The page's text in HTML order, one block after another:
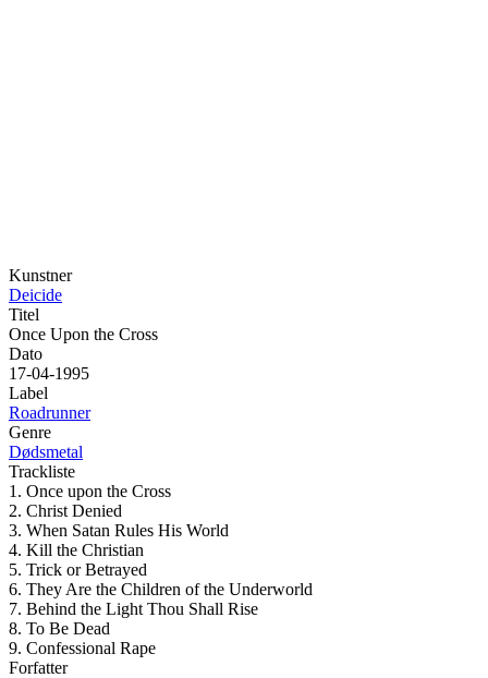
Kunstner
Deicide
Titel
Once Upon the Cross
Dato
17-04-1995
Label
Roadrunner
Genre
Dødsmetal
Trackliste
1. Once upon the Cross
2. Christ Denied
3. When Satan Rules His World
4. Kill the Christian
5. Trick or Betrayed
6. They Are the Children of the Underworld
7. Behind the Light Thou Shall Rise
8. To Be Dead
9. Confessional Rape
Forfatter